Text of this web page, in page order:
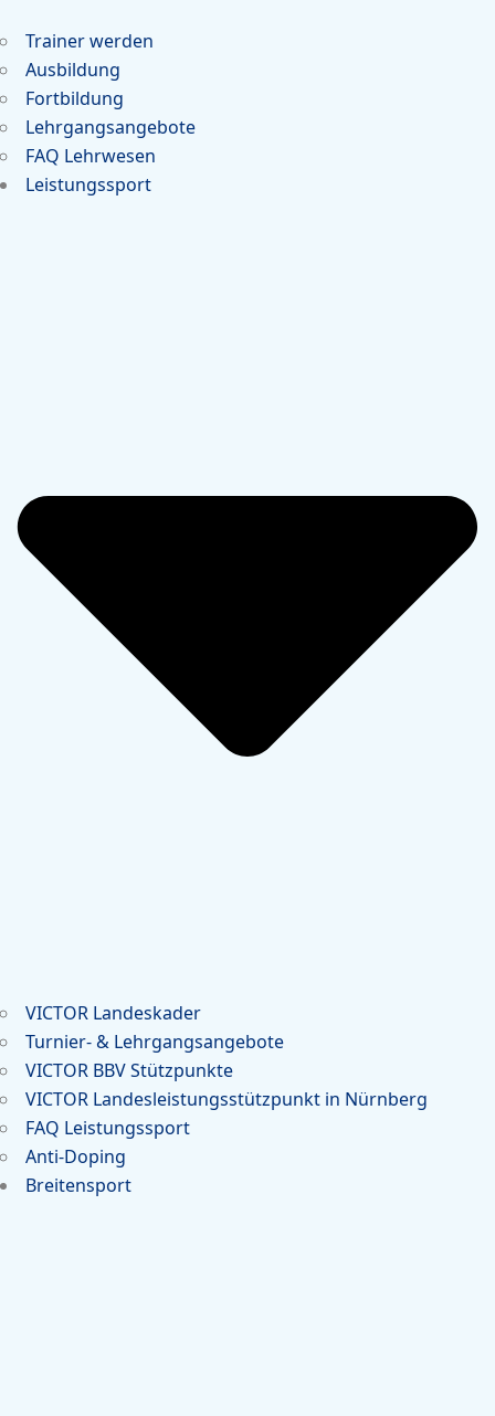
Trainer werden
Ausbildung
Fortbildung
Lehrgangsangebote
FAQ Lehrwesen
Leistungssport
VICTOR Landeskader
Turnier- & Lehrgangsangebote
VICTOR BBV Stützpunkte
VICTOR Landesleistungsstützpunkt in Nürnberg
FAQ Leistungssport
Anti-Doping
Breitensport